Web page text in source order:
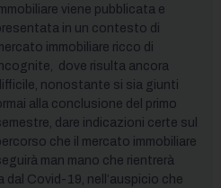
viene pubblicata e
in un contesto di
immobiliare ricco di
dove risulta ancora
nonostante si sia giunti
alla conclusione del primo
dare indicazioni certe sul
che il mercato immobiliare
man mano che rientrerà
dal Covid-19, nell’auspicio che